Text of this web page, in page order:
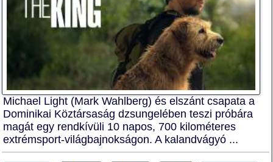
Michael Light (Mark Wahlberg) és elszánt csapata a
Dominikai Köztársaság dzsungelében teszi próbára
magát egy rendkívüli 10 napos, 700 kilométeres
extrémsport-világbajnokságon. A kalandvágyó ...